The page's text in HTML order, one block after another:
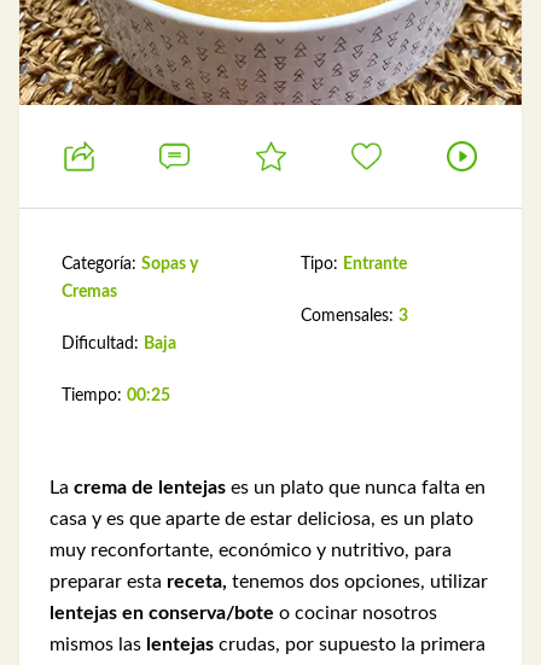
Categoría: Sopas y
Cremas
Dificultad: Baja
Tiempo: 00:25
Tipo: Entrante
Comensales: 3
La crema de lentejas es un plato que nunca falta en
casa y es que aparte de estar deliciosa, es un plato
muy reconfortante, económico y nutritivo, para
preparar esta receta, tenemos dos opciones, utilizar
lentejas en conserva/bote o cocinar nosotros
mismos las lentejas crudas, por supuesto la primera